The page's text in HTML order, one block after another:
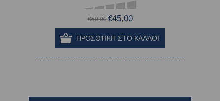
€50,00 €45,00